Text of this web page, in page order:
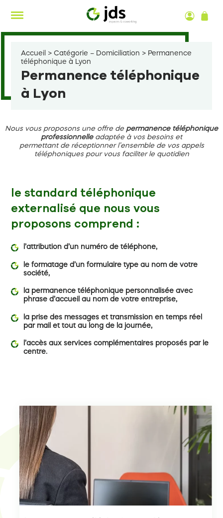
contenu
Accueil >Catégorie – Domiciliation > Permanence
téléphonique à Lyon
Permanence téléphonique
à Lyon
Nous vous proposons une offre de permanence téléphonique
professionnelleadaptée à vos besoins et
permettant de réceptionner l’ensemble de vos appels
téléphoniques pour vous faciliter le quotidien
le standard téléphonique
externalisé que nous vous
proposons comprend :
l’attribution d’un numéro de téléphone,
le formatage d’un formulaire type au nom de votre
société,
la permanence téléphonique personnalisée avec
phrase d’accueil au nom de votre entreprise,
la prise des messages et transmission en temps réel
par mail et tout au long de la journée,
l’accès aux services complémentaires proposés par le
centre.